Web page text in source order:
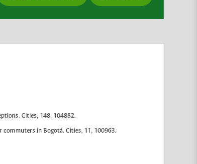
Cities, 148, 104882.
in Bogotá. Cities, 11, 100963.